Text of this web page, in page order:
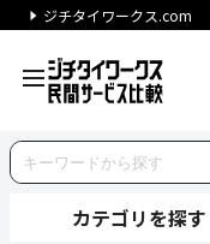
ジチタイワークス.com
カテゴリを探す